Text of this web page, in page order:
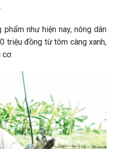
như hiện nay, nông dân
triệu đồng từ tôm càng xanh,
cơ.